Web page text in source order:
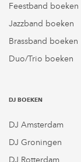
Feestband boeken
Jazzband boeken
Brassband boeken
Duo/Trio boeken
DJ BOEKEN
DJ Amsterdam
DJ Groningen
DJ Rotterdam